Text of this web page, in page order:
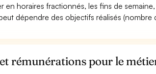
en horaires fractionnés, les fins de
dépendre des objectifs réalisés (nombre
rémunérations pour le